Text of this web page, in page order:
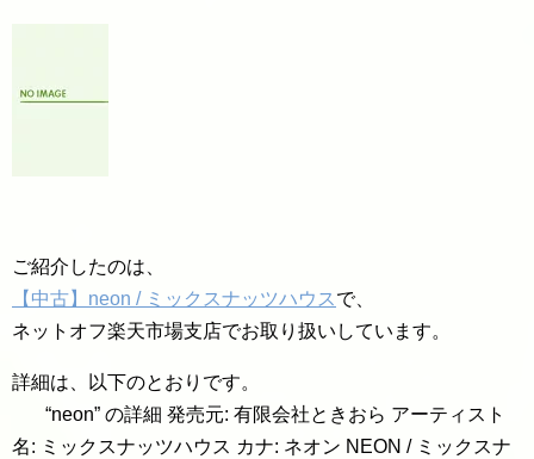
ご紹介したのは、
【中古】neon / ミックスナッツハウス で、
ネットオフ楽天市場支店でお取り扱いしています。
詳細は、以下のとおりです。
“neon” の詳細 発売元: 有限会社ときおら アーティスト
名: ミックスナッツハウス カナ: ネオン NEON / ミックスナ